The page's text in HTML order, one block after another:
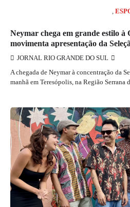
,
Neymar chega em grande estilo
movimenta apresentação da
JORNAL RIO GRANDE DO SUL
A chegada de Neymar à concentração da
manhã em Teresópolis, na Região